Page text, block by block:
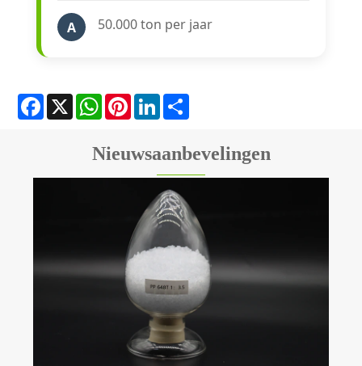
A 50.000 ton per jaar
Facebook
X WhatsApp
PinterestLinkedIn
Nieuwsaanbevelingen